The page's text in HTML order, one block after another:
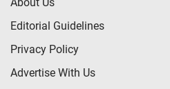
About Us
Editorial Guidelines
Privacy Policy
Advertise With Us